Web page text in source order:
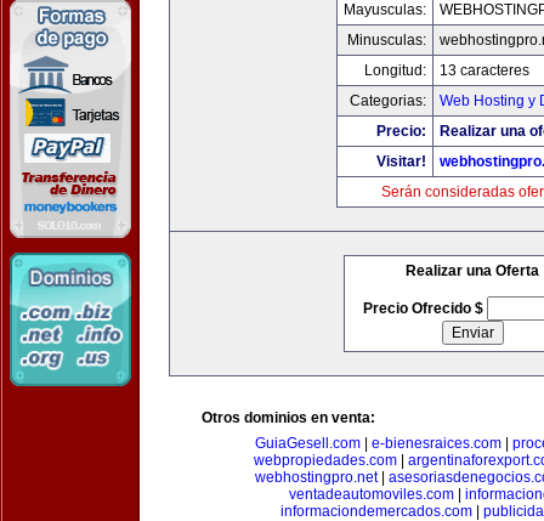
Mayusculas:
Minusculas:
Longitud:
13 caracteres
Categorias:
Web Hosting y
Precio:
Realizar una
Visitar!
Serán consideradas
Realizar una Oferta
Precio Ofrecido $
Otros dominios en venta:
GuiaGesell.com
e-bienesraices.com
webpropiedades.com
webhostingpro.net|
ventadeautomoviles.com|
informaciondemercados.com|